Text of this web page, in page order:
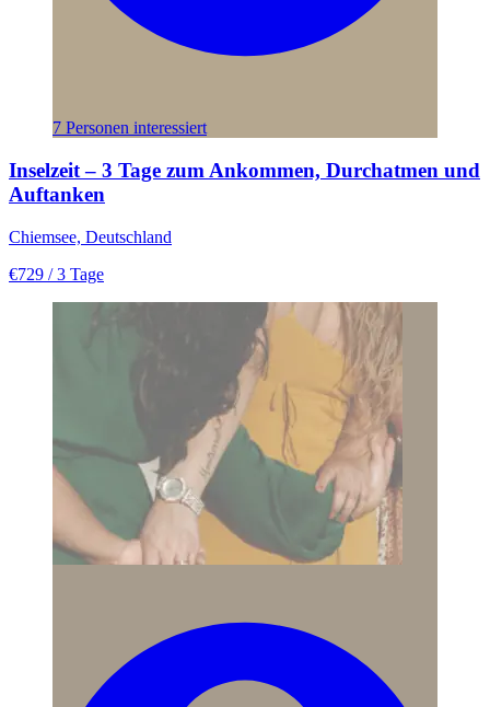
7 Personen interessiert
Inselzeit – 3 Tage zum Ankommen, Durchatmen und
Auftanken
Chiemsee, Deutschland
€729 / 3 Tage